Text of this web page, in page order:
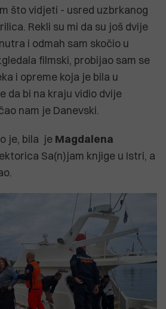
što vidjeti - usred uzbrkanog
Rekli su mi da su još dvije
i odmah sam skočio u
filmski, probijao sam se
i opreme koja je bila u
da bi na kraju vidio dvije
nam je Danevski.
je, bila je Magdalena
Sa(n)jam knjige u Istri, a